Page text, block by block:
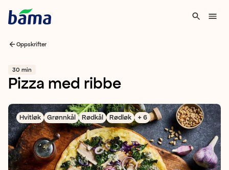
Oppskrifter
30 min
Pizza med ribbe
Hvitløk Grønnkål Rødkål Rødløk + 6